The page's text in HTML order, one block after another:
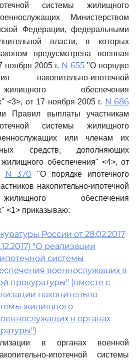
системы жилищного
Министерством
Федерации, федеральными
власти, в которых
предусмотрена военная
ноября 2005 г. N 655 "О порядке
накопительно-ипотечной
обеспечения
<3>, от 17 ноября 2005 г. N 686
Правил выплаты участникам
системы жилищного
или членам их
средств, дополняющих
обеспечения" <4>, от
N 370 "О порядке ипотечного
накопительно-ипотечной
обеспечения
<1> приказываю:
России от 28.02.2017
"О реализации
системы
военнослужащих в
прокуратуры" (вместе с
накопительно-
жилищного
в органах
в органах военной
ипотечной системы